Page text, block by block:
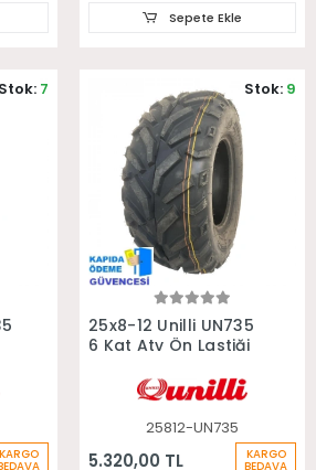
Sepete Ekle
KARGO
Stok: 7
Sepete Ekle
25x8-12 Unilli UN735
6 Kat Atv Ön Lastiği
25812-UN735
5.320,00 TL KARGO
BEDAVA
Stok: 9